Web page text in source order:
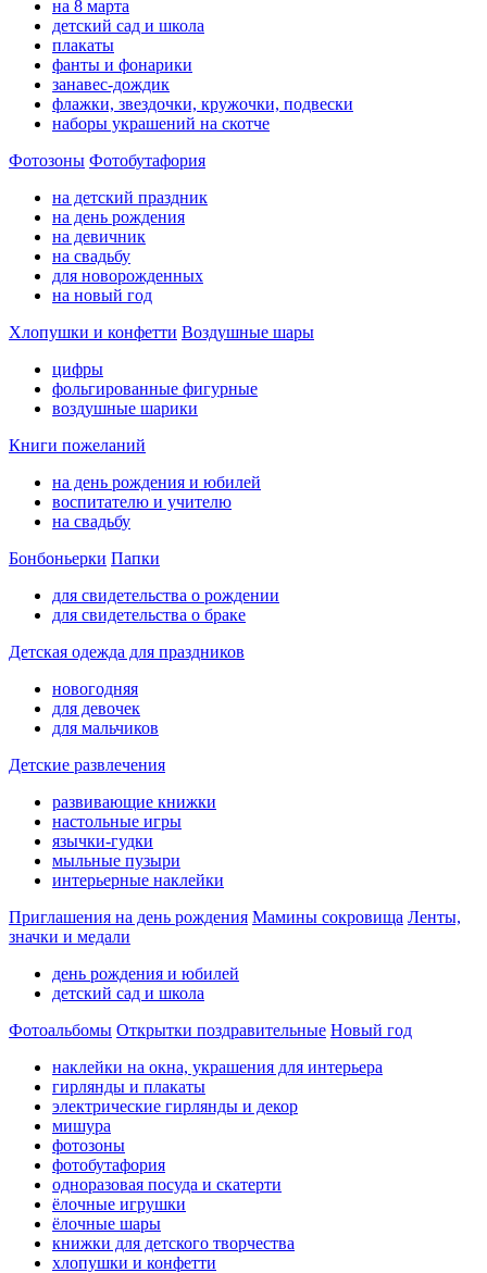
на 8 марта
детский сад и школа
плакаты
фанты и фонарики
занавес-дождик
флажки, звездочки, кружочки, подвески
наборы украшений на скотче
Фотозоны Фотобутафория
на детский праздник
на день рождения
на девичник
на свадьбу
для новорожденных
на новый год
Хлопушки и конфетти Воздушные шары
цифры
фольгированные фигурные
воздушные шарики
Книги пожеланий
на день рождения и юбилей
воспитателю и учителю
на свадьбу
Бонбоньерки Папки
для свидетельства о рождении
для свидетельства о браке
Детская одежда для праздников
новогодняя
для девочек
для мальчиков
Детские развлечения
развивающие книжки
настольные игры
язычки-гудки
мыльные пузыри
интерьерные наклейки
Приглашения на день рождения Мамины сокровища Ленты,
значки и медали
день рождения и юбилей
детский сад и школа
Фотоальбомы Открытки поздравительные Новый год
наклейки на окна, украшения для интерьера
гирлянды и плакаты
электрические гирлянды и декор
мишура
фотозоны
фотобутафория
одноразовая посуда и скатерти
ёлочные игрушки
ёлочные шары
книжки для детского творчества
хлопушки и конфетти